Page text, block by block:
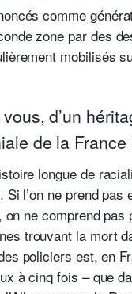
comme
zone par des
mobilisés
d’un
de la France
longue de
Si l’on ne prend pas
on ne comprend pas
trouvant la mort
policiers est, en
à cinq fois – que